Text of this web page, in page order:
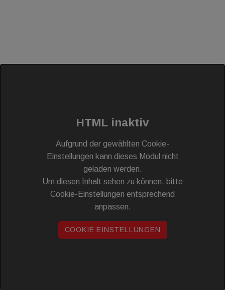
HTML inaktiv
Aufgrund der gewählten Cookie-
Einstellungen kann dieses Modul nicht
geladen werden.
Um diesen Inhalt sehen zu können, bitte
Cookie-Einstellungen entsprechend
anpassen.
COOKIE EINSTELLUNGEN